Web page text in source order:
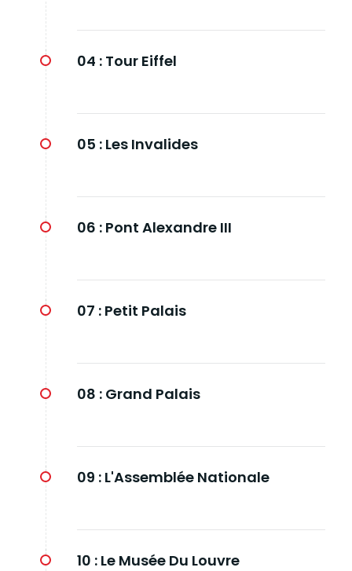
04 : Tour Eiffel
05 : Les Invalides
06 : Pont Alexandre III
07 : Petit Palais
08 : Grand Palais
09 : L'Assemblée Nationale
10 : Le Musée Du Louvre